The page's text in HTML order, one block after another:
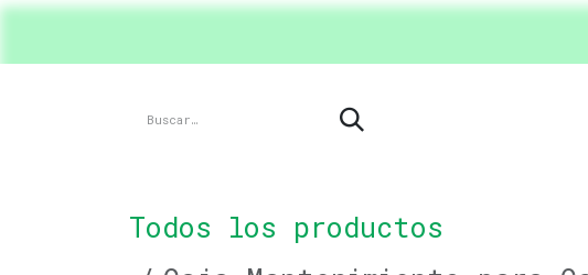
Ir al contenido
Todos los productos